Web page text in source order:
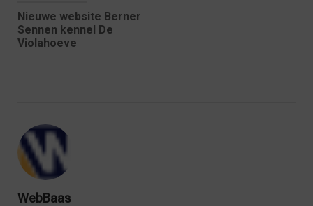
Nieuwe website Berner
Sennen kennel De
Violahoeve
WebBaas